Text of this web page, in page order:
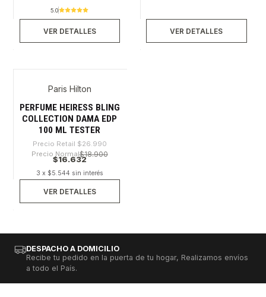
5.0
VER DETALLES VER DETALLES
Agotado
Paris Hilton
PERFUME HEIRESS BLING
COLLECTION DAMA EDP
100 ML TESTER
Precio Retail $26.990
Precio Normal$18.900
$16.632
3 x $5.544 sin interés
VER DETALLES
DESPACHO A DOMICILIO
Recibe tu pedido en la puerta de tu hogar, Realizamos envíos
a todo el País.